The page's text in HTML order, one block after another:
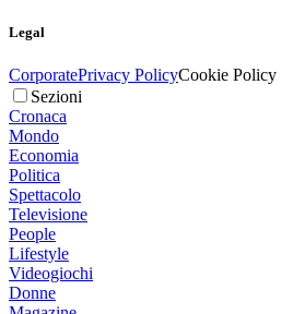
Legal
CorporatePrivacy PolicyCookie Policy
Sezioni
Cronaca
Mondo
Economia
Politica
Spettacolo
Televisione
People
Lifestyle
Videogiochi
Donne